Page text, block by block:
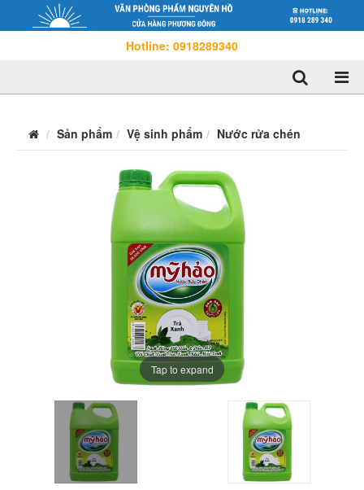
Hotline: 0918289340
Sản phẩm Vệ sinh phẩm Nước rửa chén
Tap to expand